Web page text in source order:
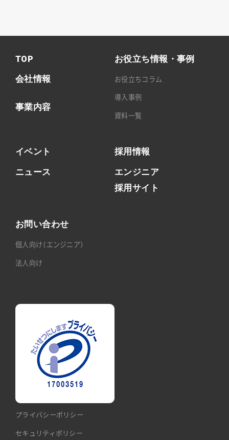
TOP
会社情報
事業内容
お役立ち情報・事例
お役立ちコラム
導入事例
資料一覧
イベント
ニュース
採用情報
エンジニア
採用サイト
お問い合わせ
個人向け（エンジニア）
法人向け
プライバシーポリシー
セキュリティポリシー